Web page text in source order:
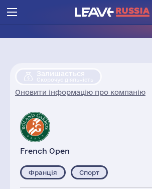
Залишається
Скорочує діяльність
Оновити інформацію про компанію
French Open
Франція Спорт